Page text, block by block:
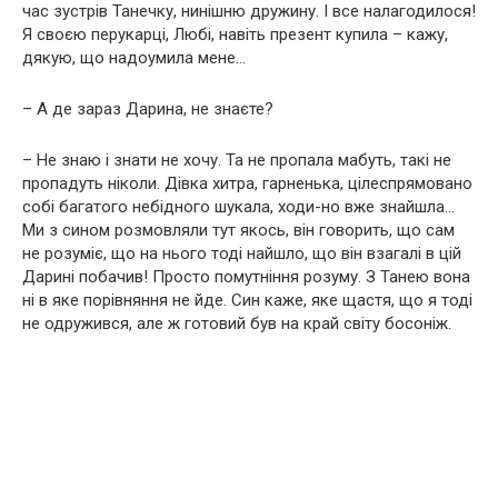
час зустрів Танечку, нинішню дружину. І все налагодилося!
Я своєю перукарці, Любі, навіть презент купила – кажу,
дякую, що надоумила мене…
– А де зараз Дарина, не знаєте?
– Не знаю і знати не хочу. Та не пропала мабуть, такі не
пропадуть ніколи. Дівка хитра, гарненька, цілеспрямовано
собі багатого небідного шукала, ходи-но вже знайшла…
Ми з сином розмовляли тут якось, він говорить, що сам
не розуміє, що на нього тоді найшло, що він взагалі в цій
Дарині побачив! Просто помутніння розуму. З Танею вона
ні в яке порівняння не йде. Син каже, яке щастя, що я тоді
не одружився, але ж готовий був на край світу босоніж.